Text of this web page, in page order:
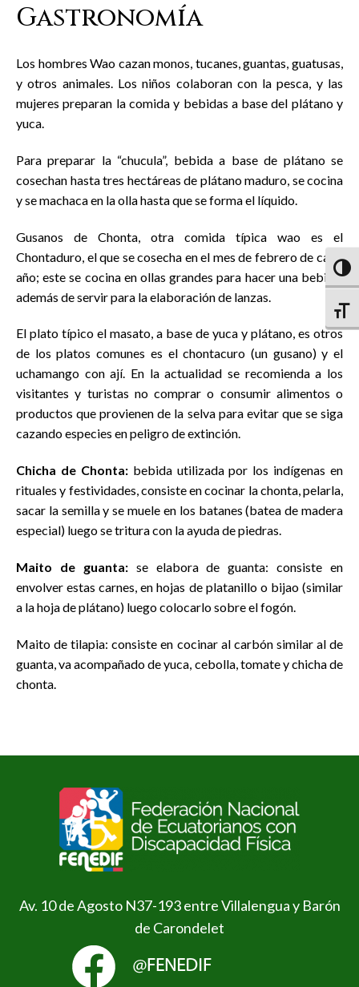
Gastronomía
Los hombres Wao cazan monos, tucanes, guantas, guatusas,
y otros animales. Los niños colaboran con la pesca, y las
mujeres preparan la comida y bebidas a base del plátano y
yuca.
Para preparar la “chucula”, bebida a base de plátano se
cosechan hasta tres hectáreas de plátano maduro, se cocina
y se machaca en la olla hasta que se forma el líquido.
Gusanos de Chonta, otra comida típica wao es el
Chontaduro, el que se cosecha en el mes de febrero de cada
año; este se cocina en ollas grandes para hacer una bebida,
además de servir para la elaboración de lanzas.
El plato típico el masato, a base de yuca y plátano, es otros
de los platos comunes es el chontacuro (un gusano) y el
uchamango con ají. En la actualidad se recomienda a los
visitantes y turistas no comprar o consumir alimentos o
productos que provienen de la selva para evitar que se siga
cazando especies en peligro de extinción.
Chicha de Chonta:bebida utilizada por los indígenas en
rituales y festividades, consiste en cocinar la chonta, pelarla,
sacar la semilla y se muele en los batanes (batea de madera
especial) luego se tritura con la ayuda de piedras.
Maito de guanta:se elabora de guanta: consiste en
envolver estas carnes, en hojas de platanillo o bijao (similar
a la hoja de plátano) luego colocarlo sobre el fogón.
Maito de tilapia: consiste en cocinar al carbón similar al de
guanta, va acompañado de yuca, cebolla, tomate y chicha de
chonta.
Av. 10 de Agosto N37-193 entre Villalengua y Barón
de Carondelet